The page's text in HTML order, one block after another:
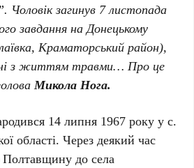
Чоловік загинув 7 листопада
завдання на Донецькому
Краматорський район),
з життям травми… Про це
Микола Нога.
14 липня 1967 року у с.
області. Через деякий час
Полтавщину до села